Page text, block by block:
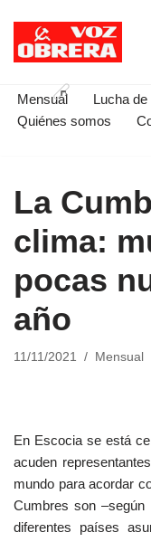
Saltar
contenido
Mensual Lucha
Quiénes somos
La
clima:
pocas
año
11/11/2021 Mensual
En Escocia se está
acuden
mundo para acordar
Cumbres son –según
diferentes países